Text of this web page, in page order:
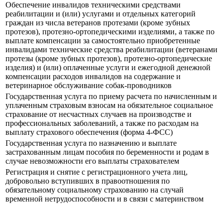
Обеспечение инвалидов техническими средствами
реабилитации и (или) услугами и отдельных категорий
граждан из числа ветеранов протезами (кроме зубных
протезов), протезно-ортопедическими изделиями, а также по
выплате компенсации за самостоятельно приобретенные
инвалидами технические средства реабилитации (ветеранами
протезы (кроме зубных протезов), протезно-ортопедические
изделия) и (или) оплаченные услуги и ежегодной денежной
компенсации расходов инвалидов на содержание и
ветеринарное обслуживание собак-проводников
Государственная услуга по приему расчета по начисленным и
уплаченным страховым взносам на обязательное социальное
страхование от несчастных случаев на производстве и
профессиональных заболеваний, а также по расходам на
выплату страхового обеспечения (форма 4-ФСС)
Государственная услуга по назначению и выплате
застрахованным лицам пособия по беременности и родам в
случае невозможности его выплаты страхователем
Регистрация и снятие с регистрационного учета лиц,
добровольно вступивших в правоотношения по
обязательному социальному страхованию на случай
временной нетрудоспособности и в связи с материнством